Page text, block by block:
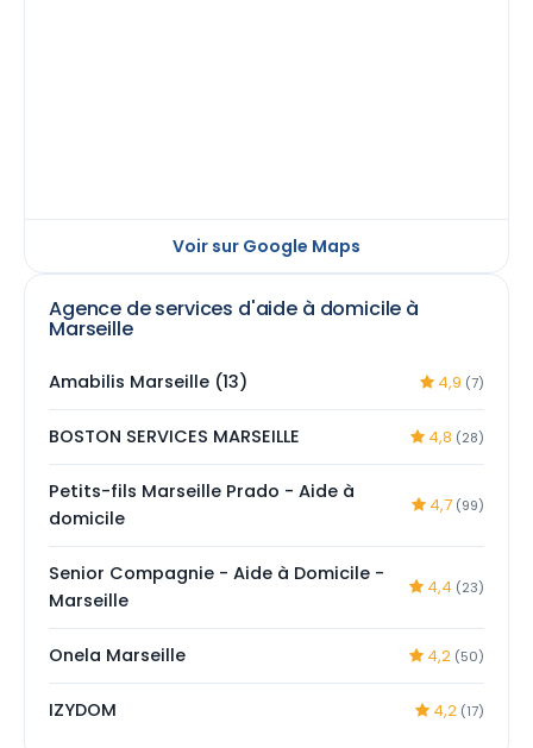
Voir sur Google Maps
Agence de services d'aide à domicile à
Marseille
Amabilis Marseille (13) 4,9 (7)
BOSTON SERVICES MARSEILLE 4,8 (28)
Petits-fils Marseille Prado - Aide à
domicile
4,7 (99)
Senior Compagnie - Aide à Domicile -
Marseille
4,4 (23)
Onela Marseille 4,2 (50)
IZYDOM 4,2 (17)